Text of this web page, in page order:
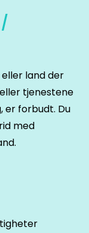
land der
tjenestene
er forbudt. Du
med